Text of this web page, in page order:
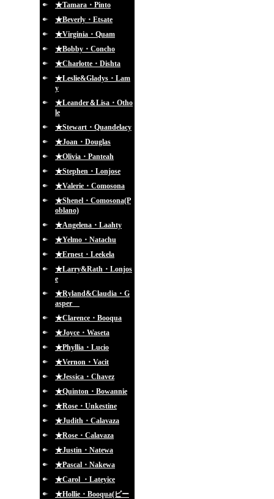
★Tamara・Pinto
★Beverly・Etsate
★Virginia・Quam
★Bobby・Concho
★Charlotte・Dishta
★Leslie&Gladys・Lam
y
★Leander＆Lisa・Otho
le
★Stewart・Quandelacy
★Joan・Douglas
★Olivia・Panteah
★Stephen・Lonjose
★Valerie・Comosona
★Shenel・Comosona(P
oblano)
★Angelena・Laahty
★Yelmo・Natachu
★Ernest・Leekela
★Larry&Rath・Lonjos
e
★Ryland&Claudia・G
asper
★Clarence・Booqua
★Joyce・Waseta
★Phyllia・Lucio
★Vernon・Vacit
★Jessica・Chavez
★Quinton・Bowannie
★Rose・Unkestine
★Judith・Calavaza
★Rose・Calavaza
★Justin・Natewa
★Pascal・Nakewa
★Carol ・Lateyice
★Hollie・Booqua(ビー